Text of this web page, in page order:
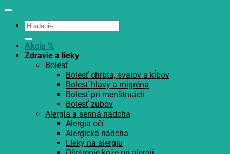
Hľadať:
Akcia %
Zdravie a lieky
Bolesť
Bolesť chrbta, svalov a kĺbov
Bolesť hlavy a migréna
Bolesť pri menštruácii
Bolesť zubov
Alergia a senná nádcha
Alergia očí
Alergická nádcha
Lieky na alergiu